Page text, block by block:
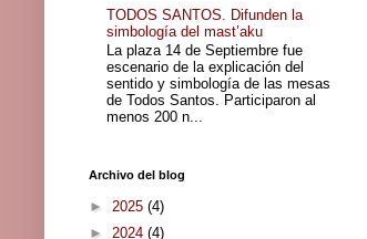
TODOS SANTOS. Difunden la
simbología del mast’aku
La plaza 14 de Septiembre fue
escenario de la explicación del
sentido y simbología de las mesas
de Todos Santos. Participaron al
menos 200 n...
Archivo del blog
► 2025 (4)
► 2024 (4)